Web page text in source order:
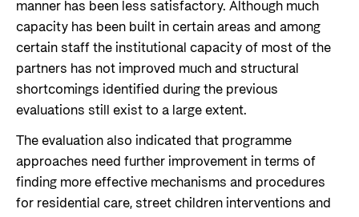
manner has been less satisfactory. Although much
capacity has been built in certain areas and among
certain staff the institutional capacity of most of the
partners has not improved much and structural
shortcomings identified during the previous
evaluations still exist to a large extent.
The evaluation also indicated that programme
approaches need further improvement in terms of
finding more effective mechanisms and procedures
for residential care, street children interventions and